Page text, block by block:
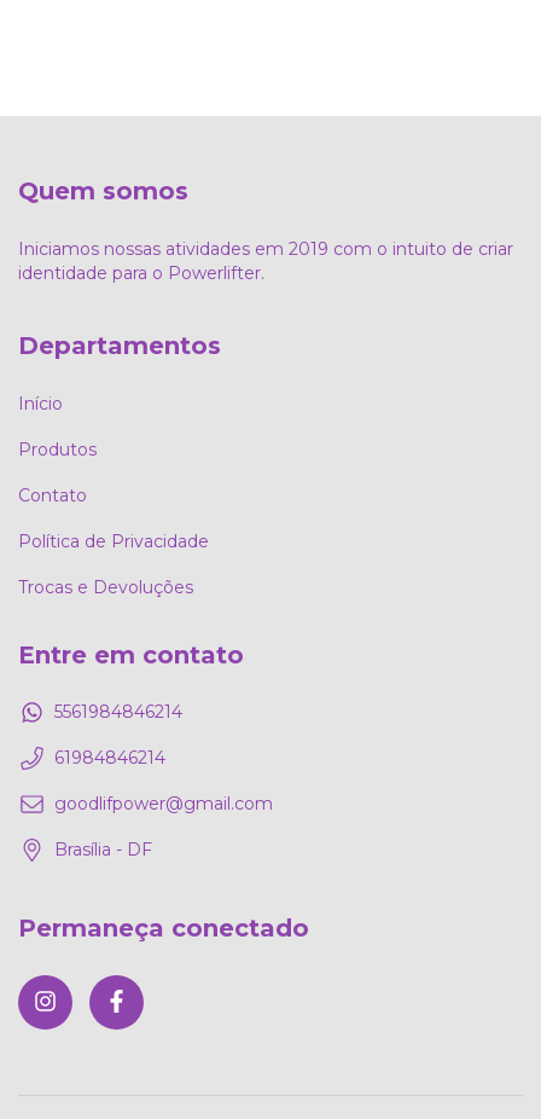
Quem somos
Iniciamos nossas atividades em 2019 com o intuito de criar
identidade para o Powerlifter.
Departamentos
Início
Produtos
Contato
Política de Privacidade
Trocas e Devoluções
Entre em contato
5561984846214
61984846214
goodlifpower@gmail.com
Brasília - DF
Permaneça conectado